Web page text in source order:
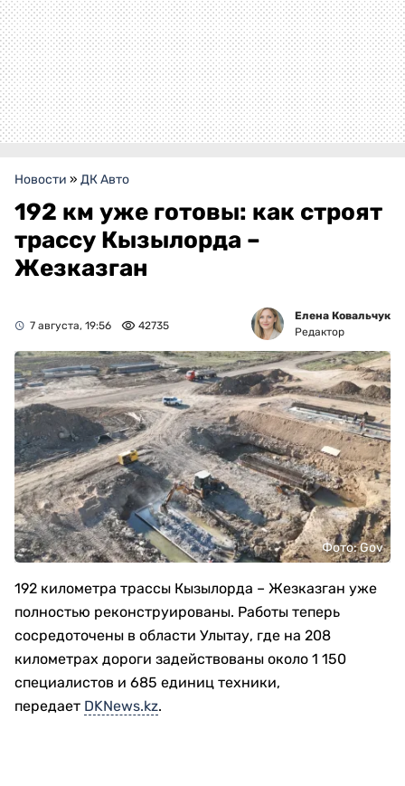
Новости » ДК Авто
192 км уже готовы: как строят
трассу Кызылорда –
Жезказган
7 августа, 19:56 42735
Елена Ковальчук
Редактор
Фото: Gov
192 километра трассы Кызылорда – Жезказган уже
полностью реконструированы. Работы теперь
сосредоточены в области Улытау, где на 208
километрах дороги задействованы около 1 150
специалистов и 685 единиц техники,
передает DKNews.kz.